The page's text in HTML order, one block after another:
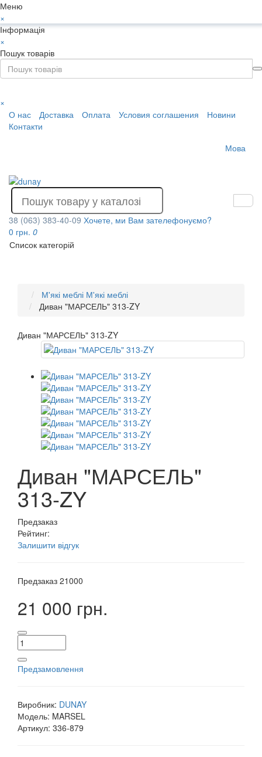
Меню
×
Інформація
×
Пошук товарів
×
О нас
Доставка Оплата Условия соглашения
Новини
Контакти
Мова
38 (063) 383-40-09 Хочете, ми Вам зателефонуємо?
0 грн. 0
Список категорій
М'які меблі М'які меблі
Диван "МАРСЕЛЬ" 313-ZY
Диван "МАРСЕЛЬ" 313-ZY
Диван "МАРСЕЛЬ"
313-ZY
Предзаказ
Рейтинг:
Залишити відгук
Предзаказ 21000
21 000 грн.
Предзамовлення
Виробник: DUNAY
Модель: MARSEL
Артикул: 336-879